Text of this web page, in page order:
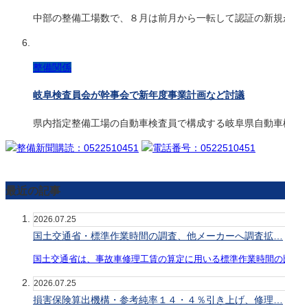
中部の整備工場数で、８月は前月から一転して認証の新
整備関係
岐阜検査員会が幹事会で新年度事業計画など討議
県内指定整備工場の自動車検査員で構成する岐阜県自動
最近の記事
2026.07.25
国土交通省・標準作業時間の調査、他メーカーへ調査拡…
国土交通省は、事故車修理工賃の算定に用いる標準作業時間
2026.07.25
損害保険算出機構・参考純率１４・４％引き上げ、修理…